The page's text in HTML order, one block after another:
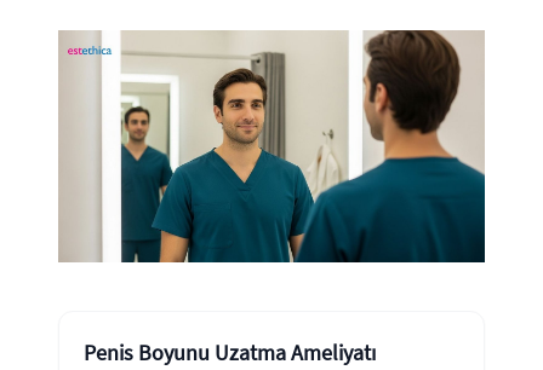
Penis Boyunu Uzatma Ameliyatı